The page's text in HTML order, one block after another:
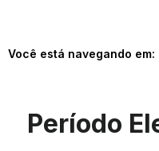
Você está navegando em:
Período